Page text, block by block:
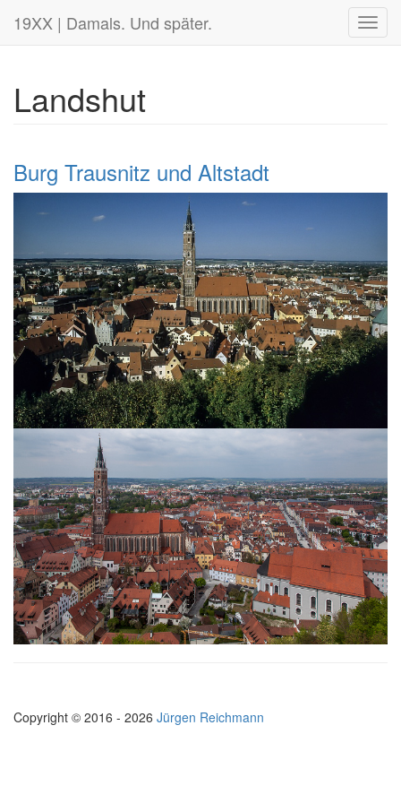
19XX | Damals. Und später.
Landshut
Burg Trausnitz und Altstadt
Copyright © 2016 - 2026 Jürgen Reichmann